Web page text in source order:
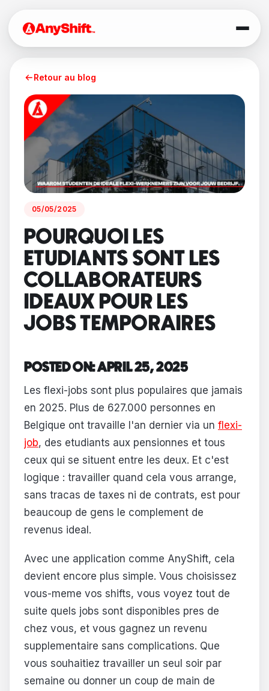
Retour au blog
05/05/2025
POURQUOI LES
ETUDIANTS SONT LES
COLLABORATEURS
IDEAUX POUR LES
JOBS TEMPORAIRES
POSTED ON: APRIL 25, 2025
Les flexi-jobs sont plus populaires que jamais
en 2025. Plus de 627.000 personnes en
Belgique ont travaille l'an dernier via un flexi-
job, des etudiants aux pensionnes et tous
ceux qui se situent entre les deux. Et c'est
logique : travailler quand cela vous arrange,
sans tracas de taxes ni de contrats, est pour
beaucoup de gens le complement de
revenus ideal.
Avec une application comme AnyShift, cela
devient encore plus simple. Vous choisissez
vous-meme vos shifts, vous voyez tout de
suite quels jobs sont disponibles pres de
chez vous, et vous gagnez un revenu
supplementaire sans complications. Que
vous souhaitiez travailler un seul soir par
semaine ou donner un coup de main de